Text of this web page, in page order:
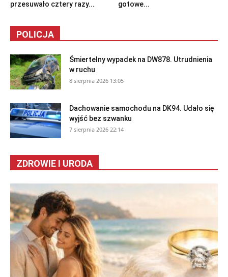
przesuwało cztery razy...
gotowe...
POLICJA
Śmiertelny wypadek na DW878. Utrudnienia
w ruchu
8 sierpnia 2026 13:05
Dachowanie samochodu na DK94. Udało się
wyjść bez szwanku
7 sierpnia 2026 22:14
ZDROWIE I URODA